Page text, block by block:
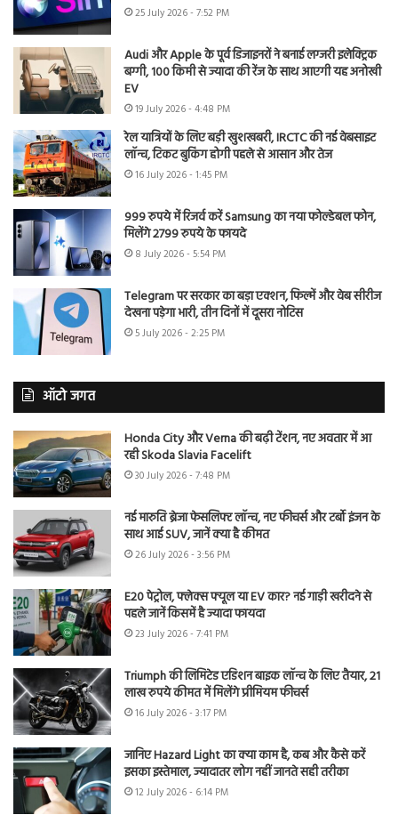
25 July 2026 - 7:52 PM
Audi और Apple के पूर्व डिजाइनरों ने बनाई लग्जरी इलेक्ट्रिक
बग्गी, 100 किमी से ज्यादा की रेंज के साथ आएगी यह अनोखी
EV
19 July 2026 - 4:48 PM
रेल यात्रियों के लिए बड़ी खुशखबरी, IRCTC की नई वेबसाइट
लॉन्च, टिकट बुकिंग होगी पहले से आसान और तेज
16 July 2026 - 1:45 PM
999 रुपये में रिजर्व करें Samsung का नया फोल्डेबल फोन,
मिलेंगे 2799 रुपये के फायदे
8 July 2026 - 5:54 PM
Telegram पर सरकार का बड़ा एक्शन, फिल्में और वेब सीरीज
देखना पड़ेगा भारी, तीन दिनों में दूसरा नोटिस
5 July 2026 - 2:25 PM
ऑटो जगत
Honda City और Verna की बढ़ी टेंशन, नए अवतार में आ
रही Skoda Slavia Facelift
30 July 2026 - 7:48 PM
नई मारुति ब्रेजा फेसलिफ्ट लॉन्च, नए फीचर्स और टर्बो इंजन के
साथ आई SUV, जानें क्या है कीमत
26 July 2026 - 3:56 PM
E20 पेट्रोल, फ्लेक्स फ्यूल या EV कार? नई गाड़ी खरीदने से
पहले जानें किसमें है ज्यादा फायदा
23 July 2026 - 7:41 PM
Triumph की लिमिटेड एडिशन बाइक लॉन्च के लिए तैयार, 21
लाख रुपये कीमत में मिलेंगे प्रीमियम फीचर्स
16 July 2026 - 3:17 PM
जानिए Hazard Light का क्या काम है, कब और कैसे करें
इसका इस्तेमाल, ज्यादातर लोग नहीं जानते सही तरीका
12 July 2026 - 6:14 PM